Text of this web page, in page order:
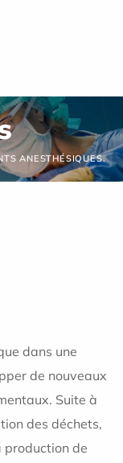
ANESTHÉSIQUES.
dans une
de nouveaux
Suite à
des déchets,
production de